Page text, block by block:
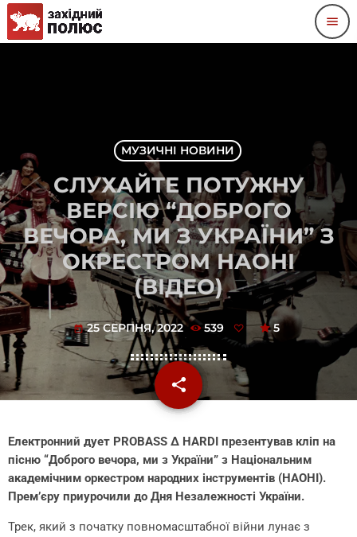
menu
МУЗИЧНІ НОВИНИ
СЛУХАЙТЕ ПОТУЖНУ
ВЕРСІЮ “ДОБРОГО
ВЕЧОРА, МИ З УКРАЇНИ” З
ОКРЕСТРОМ НАОНІ
(ВІДЕО)
today 25 СЕРПНЯ, 2022 539 5
share
email
Електронний дует PROBASS ∆ HARDI презентував кліп на
пісню “Доброго вечора, ми з України” з Національним
академічним оркестром народних інструментів (НАОНІ).
Прем’єру приурочили до Дня Незалежності України.
Трек, який з початку повномасштабної війни лунає з